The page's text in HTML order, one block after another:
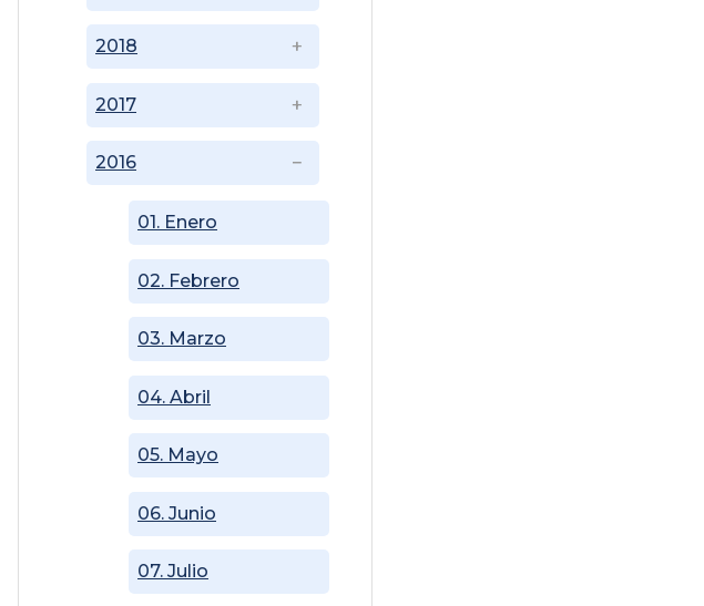
2016
01. Enero
02. Febrero
03. Marzo
04. Abril
05. Mayo
06. Junio
07. Julio
2017
2018